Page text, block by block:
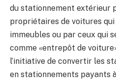
du stationnement extérieur
propriétaires de voitures qui
immeubles ou par ceux qui
comme «entrepôt de
l’initiative de convertir les
en stationnements payants